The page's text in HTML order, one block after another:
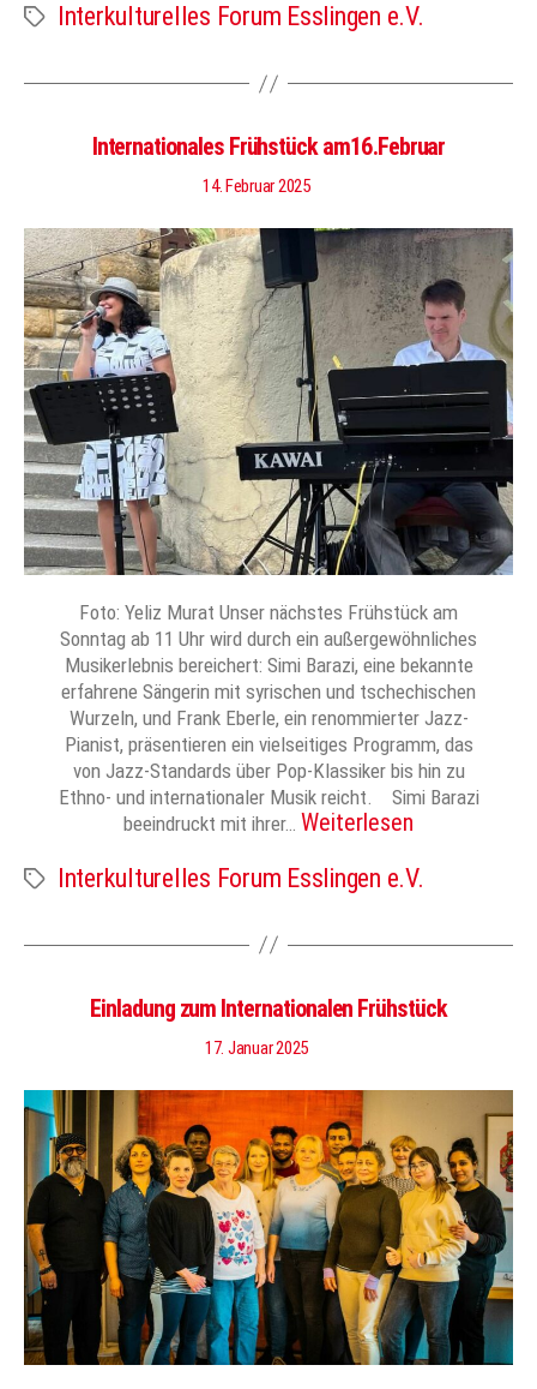
Schlagwörter
Interkulturelles Forum Esslingen e.V.
Internationales Frühstück am16.Februar
14. Februar 2025
Foto: Yeliz Murat Unser nächstes Frühstück am
Sonntag ab 11 Uhr wird durch ein außergewöhnliches
Musikerlebnis bereichert: Simi Barazi, eine bekannte
erfahrene Sängerin mit syrischen und tschechischen
Wurzeln, und Frank Eberle, ein renommierter Jazz-
Pianist, präsentieren ein vielseitiges Programm, das
von Jazz-Standards über Pop-Klassiker bis hin zu
Ethno- und internationaler Musik reicht. Simi Barazi
beeindruckt mit ihrer… Weiterlesen
Schlagwörter
Interkulturelles Forum Esslingen e.V.
Einladung zum Internationalen Frühstück
17. Januar 2025